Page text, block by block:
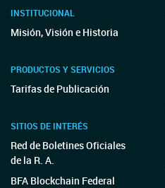
INSTITUCIONAL
Misión, Visión e Historia
PRODUCTOS Y SERVICIOS
Tarifas de Publicación
SITIOS DE INTERÉS
Red de Boletines Oficiales
de la R. A.
BFA Blockchain Federal